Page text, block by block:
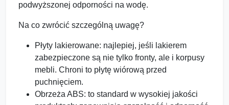
podwyższonej odporności na wodę.
Na co zwrócić szczególną uwagę?
Płyty lakierowane: najlepiej, jeśli lakierem
zabezpieczone są nie tylko fronty, ale i korpusy
mebli. Chroni to płytę wiórową przed
puchnięciem.
Obrzeża ABS: to standard w wysokiej jakości